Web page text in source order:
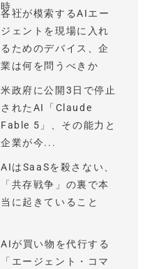
時...
各社が模索するAIエー
ジェントを現場に入れ
るためのデバイス、企
業は何を問うべきか
米政府に公開3日で停止
されたAI「Claude
Fable 5」、その能力と
企業が今...
AIはSaaSを殺さない、
「共存戦争」の裏で本
当に起きていること
AIが買い物を代行する
「エージェント・コマ